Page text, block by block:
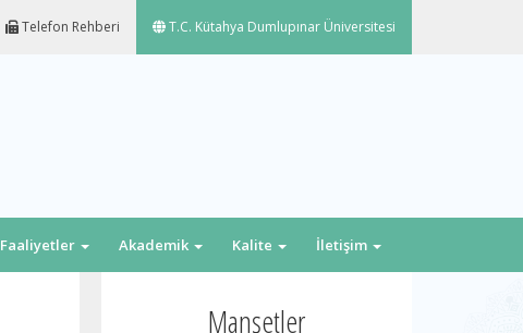
Telefon Rehberi T.C. Kütahya Dumlupınar Üniversitesi
Faaliyetler Akademik Kalite İletişim
Manşetler